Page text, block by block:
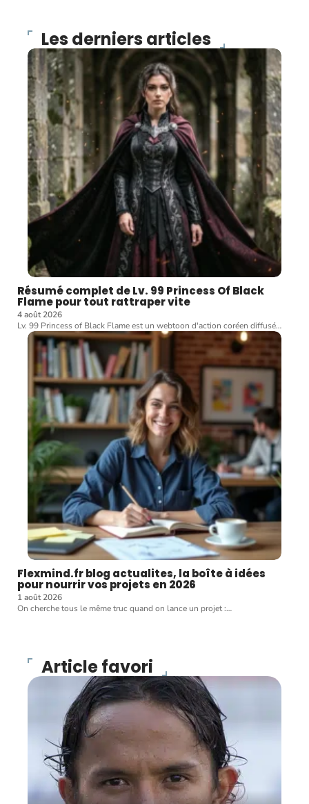
Les derniers articles
Résumé complet de Lv. 99 Princess Of Black
Flame pour tout rattraper vite
4 août 2026
Lv. 99 Princess of Black Flame est un webtoon d'action coréen diffusé…
Flexmind.fr blog actualites, la boîte à idées
pour nourrir vos projets en 2026
1 août 2026
On cherche tous le même truc quand on lance un projet :…
Article favori